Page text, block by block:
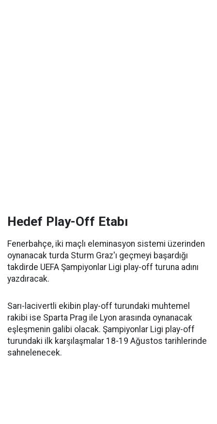
Hedef Play-Off Etabı
Fenerbahçe, iki maçlı eleminasyon sistemi üzerinden
oynanacak turda Sturm Graz'ı geçmeyi başardığı
takdirde UEFA Şampiyonlar Ligi play-off turuna adını
yazdıracak.
Sarı-lacivertli ekibin play-off turundaki muhtemel
rakibi ise Sparta Prag ile Lyon arasında oynanacak
eşleşmenin galibi olacak. Şampiyonlar Ligi play-off
turundaki ilk karşılaşmalar 18-19 Ağustos tarihlerinde
sahnelenecek.